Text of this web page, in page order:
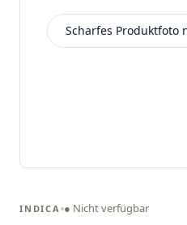
Scharfes Produktfoto
INDICA ● Nicht verfügbar